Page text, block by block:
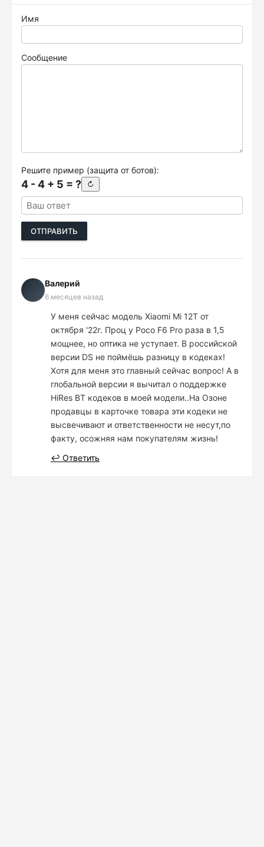
Имя
Сообщение
Решите пример (защита от ботов):
4 - 4 + 5 = ? ↻
ОТПРАВИТЬ
Валерий
6 месяцев назад
У меня сейчас модель Xiaomi Mi 12T от
октября '22г. Проц у Poco F6 Pro раза в 1,5
мощнее, но оптика не уступает. В российской
версии DS не поймёшь разницу в кодеках!
Хотя для меня это главный сейчас вопрос! А в
глобальной версии я вычитал о поддержке
HiRes BT кодеков в моей модели..На Озоне
продавцы в карточке товара эти кодеки не
высвечивают и ответственности не несут,по
факту, осожняя нам покупателям жизнь!
↩ Ответить